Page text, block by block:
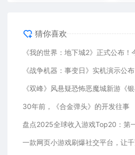
猜你喜欢
30年前，《合金弹头》的开发往事